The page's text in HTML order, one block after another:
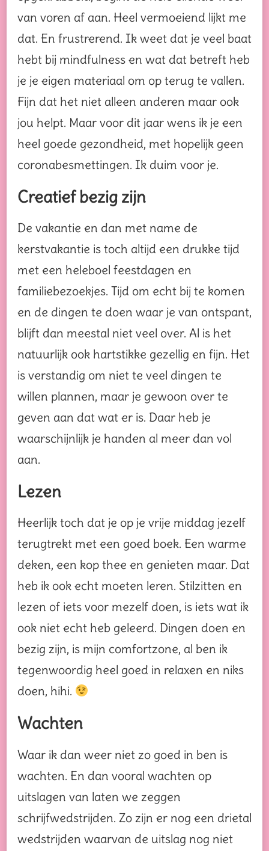
van voren af aan. Heel vermoeiend lijkt me
dat. En frustrerend. Ik weet dat je veel baat
hebt bij mindfulness en wat dat betreft heb
je je eigen materiaal om op terug te vallen.
Fijn dat het niet alleen anderen maar ook
jou helpt. Maar voor dit jaar wens ik je een
heel goede gezondheid, met hopelijk geen
coronabesmettingen. Ik duim voor je.
Creatief bezig zijn
De vakantie en dan met name de
kerstvakantie is toch altijd een drukke tijd
met een heleboel feestdagen en
familiebezoekjes. Tijd om echt bij te komen
en de dingen te doen waar je van ontspant,
blijft dan meestal niet veel over. Al is het
natuurlijk ook hartstikke gezellig en fijn. Het
is verstandig om niet te veel dingen te
willen plannen, maar je gewoon over te
geven aan dat wat er is. Daar heb je
waarschijnlijk je handen al meer dan vol
aan.
Lezen
Heerlijk toch dat je op je vrije middag jezelf
terugtrekt met een goed boek. Een warme
deken, een kop thee en genieten maar. Dat
heb ik ook echt moeten leren. Stilzitten en
lezen of iets voor mezelf doen, is iets wat ik
ook niet echt heb geleerd. Dingen doen en
bezig zijn, is mijn comfortzone, al ben ik
tegenwoordig heel goed in relaxen en niks
doen, hihi.
Wachten
Waar ik dan weer niet zo goed in ben is
wachten. En dan vooral wachten op
uitslagen van laten we zeggen
schrijfwedstrijden. Zo zijn er nog een drietal
wedstrijden waarvan de uitslag nog niet